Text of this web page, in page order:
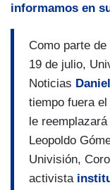
informamos en
Como parte
19 de julio,
Noticias
tiempo fuera
le
Leopoldo
Univisión,
activista